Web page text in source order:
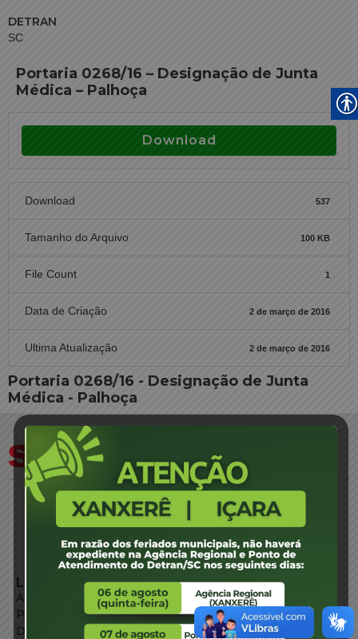
DETRAN
SC
Portaria 0268/16 – Designação de Junta
Médica – Palhoça
Download
Download 537
Tamanho do Arquivo 100 KB
File Count 1
Data de Criação 2 de março de 2016
Ultima Atualização 2 de março de 2016
Portaria 0268/16 - Designação de Junta
Médica - Palhoça
LINKS EXTERNOS
Agência de Notícias
Portal de Serviços
Diário Oficial